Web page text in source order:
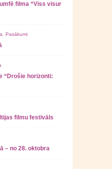
filma “Viss visur
Pasākumi
“Drošie horizonti:
filmu festivāls
– no 28. oktobra